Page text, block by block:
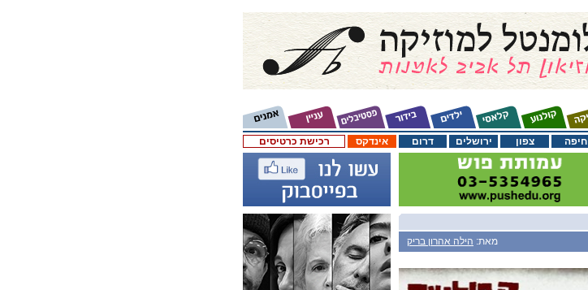
רכישת כרטיסים אינדקס דרום ירושלים צפון חיפה
מאת: הילה אהרון בריק